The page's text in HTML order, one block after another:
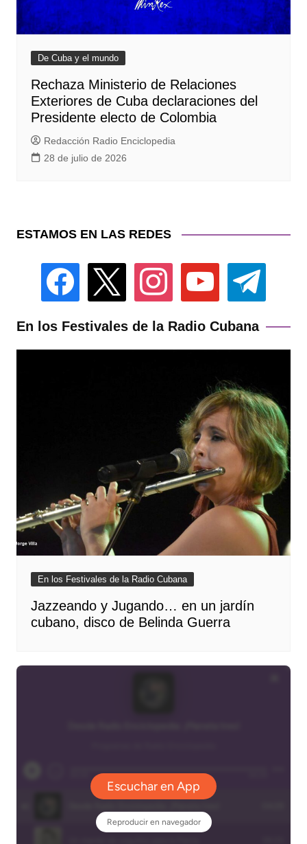
De Cuba y el mundo
Rechaza Ministerio de Relaciones
Exteriores de Cuba declaraciones del
Presidente electo de Colombia
Redacción Radio Enciclopedia
28 de julio de 2026
ESTAMOS EN LAS REDES
facebook instagram youtube telegram
En los Festivales de la Radio Cubana
En los Festivales de la Radio Cubana
Jazzeando y Jugando… en un jardín
cubano, disco de Belinda Guerra